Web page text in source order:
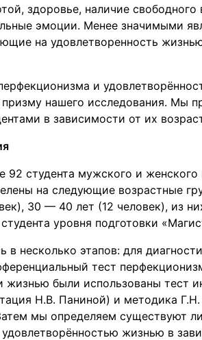
здоровье, наличие
эмоции. Менее значимыми
на удовлетворенность
и
нашего исследования. Мы
в зависимости от их
92 студента мужского и женского
на следующие возрастные
30 — 40 лет (12 человек), из
уровня подготовки
в несколько этапов: для
тест
жизнью были использованы тест
Н.В. Паниной) и методика Г.Н.
мы определяем существуют
жизнью в